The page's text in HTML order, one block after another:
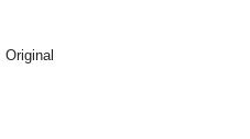
Original